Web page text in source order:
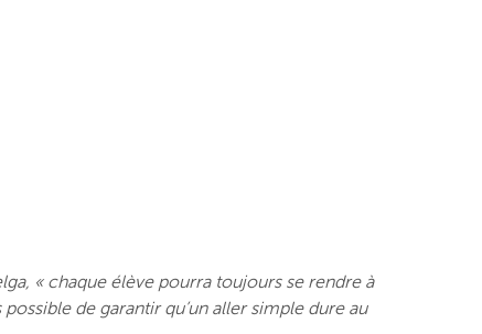
« chaque élève pourra toujours se rendre à
de garantir qu’un aller simple dure au